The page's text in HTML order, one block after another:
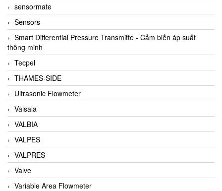
sensormate
Sensors
Smart Differential Pressure Transmitte - Cảm biến áp suất
thông minh
Tecpel
THAMES-SIDE
Ultrasonic Flowmeter
Vaisala
VALBIA
VALPES
VALPRES
Valve
Variable Area Flowmeter